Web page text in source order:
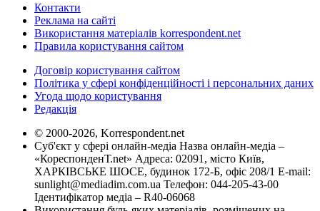
Контакти
Реклама на сайті
Використання матеріалів korrespondent.net
Правила користування сайтом
Договір користування сайтом
Політика у сфері конфіденційності і персональних даних
Угода щодо користування
Редакція
© 2000-2026, Korrespondent.net
Суб'єкт у сфері онлайн-медіа Назва онлайн-медіа –
«КореспонденТ.net» Адреса: 02091, місто Київ,
ХАРКІВСЬКЕ ШОСЕ, будинок 172-Б, офіс 208/1 E-mail:
sunlight@mediadim.com.ua Телефон: 044-205-43-00
Ідентифікатор медіа – R40-06068